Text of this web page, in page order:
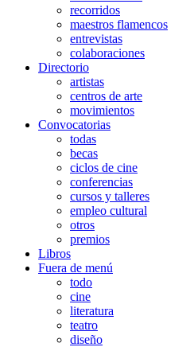
recorridos
maestros flamencos
entrevistas
colaboraciones
Directorio
artistas
centros de arte
movimientos
Convocatorias
todas
becas
ciclos de cine
conferencias
cursos y talleres
empleo cultural
otros
premios
Libros
Fuera de menú
todo
cine
literatura
teatro
diseño